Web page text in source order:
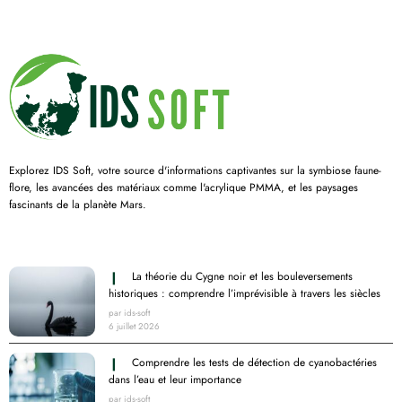
Explorez IDS Soft, votre source d'informations captivantes sur la symbiose faune-
flore, les avancées des matériaux comme l'acrylique PMMA, et les paysages
fascinants de la planète Mars.
La théorie du Cygne noir et les bouleversements
historiques : comprendre l’imprévisible à travers les siècles
par ids-soft
6 juillet 2026
Comprendre les tests de détection de cyanobactéries
dans l’eau et leur importance
par ids-soft